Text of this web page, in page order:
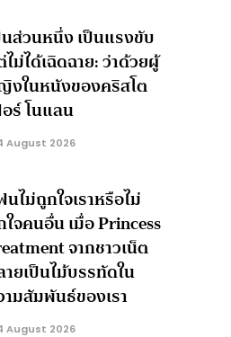
นส่วนหนึ่ง เป็นแรงขับ
ม่ได้เฉิดฉาย: ว่าด้วยผู้
งในหนังของคริสโต
ร์ โนแลน
August 2026
ไม่ถูกใจเราหรือไม่
จคนอื่น เมื่อ Princess
จากชาวเน็ต
ยเป็นไม้บรรทัดใน
มสัมพันธ์ของเรา
August 2026